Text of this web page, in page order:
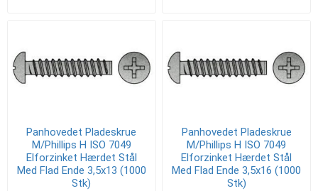
Panhovedet Pladeskrue
M/Phillips H ISO 7049
Elforzinket Hærdet Stål
Med Flad Ende 3,5x13 (1000
Stk)
Panhovedet Pladeskrue
M/Phillips H ISO 7049
Elforzinket Hærdet Stål
Med Flad Ende 3,5x16 (1000
Stk)